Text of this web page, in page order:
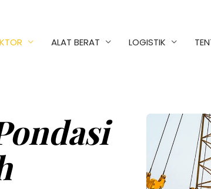
ALAT BERAT LOGISTIK